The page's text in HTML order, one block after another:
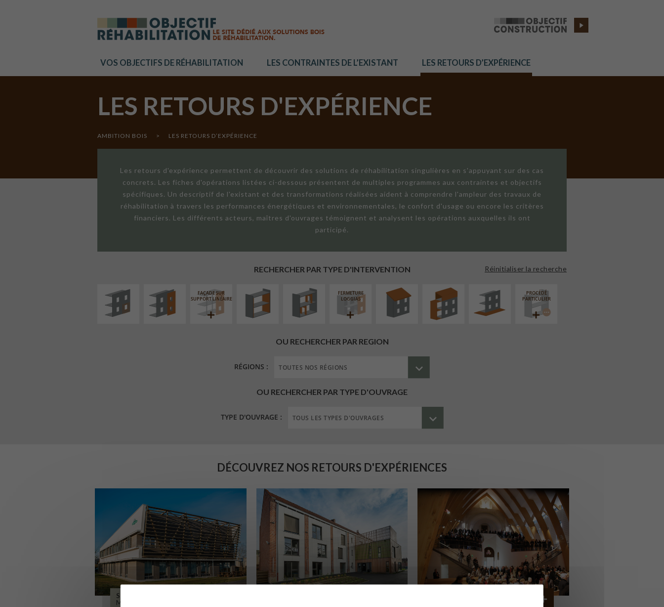
VOS OBJECTIFS DE RÉHABILITATION LES CONTRAINTES DE L’EXISTANT LES RETOURS D’EXPÉRIENCE
LES RETOURS D'EXPÉRIENCE
AMBITION BOIS > LES RETOURS D’EXPÉRIENCE
Les retours d'expérience permettent de découvrir des solutions de réhabilitation singulières en s'appuyant sur des cas
concrets. Les fiches d'opérations listées ci-dessous présentent de multiples programmes aux contraintes et objectifs
spécifiques. Un descriptif de l'existant et des transformations réalisées aident à comprendre l'ampleur des travaux de
réhabilitation à travers les performances énergétiques et environnementales, le confort d'usage ou encore les critères
financiers. Les différents acteurs, maîtres d'ouvrages témoignent et analysent les opérations auxquelles ils ont
participé.
RECHERCHER PAR TYPE D'INTERVENTION Réinitialiser la recherche
ISOLATION
FAÇADE SUR
SUPPORT LINÉAIRE
INTÉRIEURE
FERMETURE
LOGGIAS
PROCÉDÉ
PARTICULIER
OU RECHERCHER PAR REGION
RÉGIONS :
OU RECHERCHER PAR TYPE D'OUVRAGE
TYPE D'OUVRAGE :
DÉCOUVREZ NOS RETOURS D'EXPÉRIENCES
SIÈGE DE L’ONF
METZ